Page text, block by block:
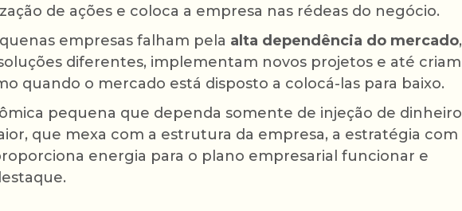
de ações e coloca a empresa nas rédeas do negócio.
empresas falham pela alta dependência do mercado,
diferentes, implementam novos projetos e até criam
quando o mercado está disposto a colocá-las para baixo.
pequena que dependa somente de injeção de dinheiro
que mexa com a estrutura da empresa, a estratégia com
energia para o plano empresarial funcionar e